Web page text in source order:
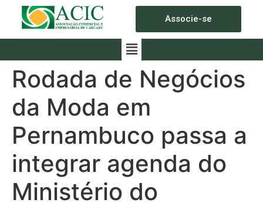
Associe-se
Rodada de Negócios
da Moda em
Pernambuco passa a
integrar agenda do
Ministério do